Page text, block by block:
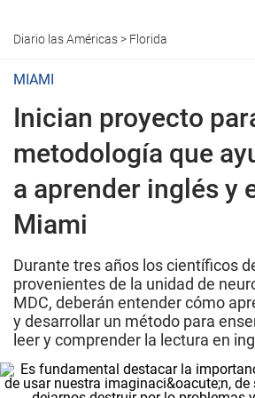
Diario las Américas> Florida
MIAMI
Inician proyecto
metodología que
a aprender inglés y
Miami
Durante tres años los científicos
provenientes de la unidad de
MDC, deberán entender cómo
y desarrollar un método para
leer y comprender la lectura en